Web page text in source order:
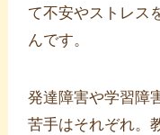
て不安やストレス
んです。
発達障害や学習障
苦手はそれぞれ。